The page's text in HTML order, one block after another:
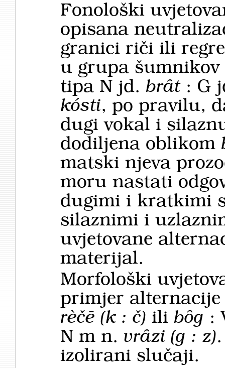
Fonološki
opisana
granici riči ili
u grupa
tipa N jd. brȃt: G
kósti, po pravilu,
dugi vokal i
dodiljena oblikom
matski njeva
moru nastati
dugimi i kratkimi
silaznimi i
uvjetovane
materijal.
Morfološki
primjer
rèčē (k : č) ili bȏg :
N m n. vrȃzi (g : z)
izolirani slučaji.